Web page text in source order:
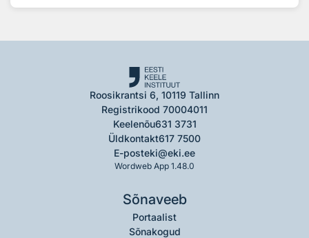
Roosikrantsi 6, 10119 Tallinn
Registrikood 70004011
Keelenõu631 3731
Üldkontakt617 7500
E-posteki@eki.ee
Wordweb App 1.48.0
Sõnaveeb
Portaalist
Sõnakogud